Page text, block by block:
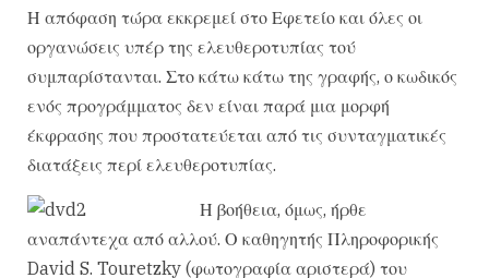
Η απόφαση τώρα εκκρεμεί στο Εφετείο και όλες οι
οργανώσεις υπέρ της ελευθεροτυπίας τού
συμπαρίστανται. Στο κάτω κάτω της γραφής, ο κωδικός
ενός προγράμματος δεν είναι παρά μια μορφή
έκφρασης που προστατεύεται από τις συνταγματικές
διατάξεις περί ελευθεροτυπίας.
Η βοήθεια, όμως, ήρθε
αναπάντεχα από αλλού. Ο καθηγητής Πληροφορικής
David S. Touretzky (φωτογραφία αριστερά) του